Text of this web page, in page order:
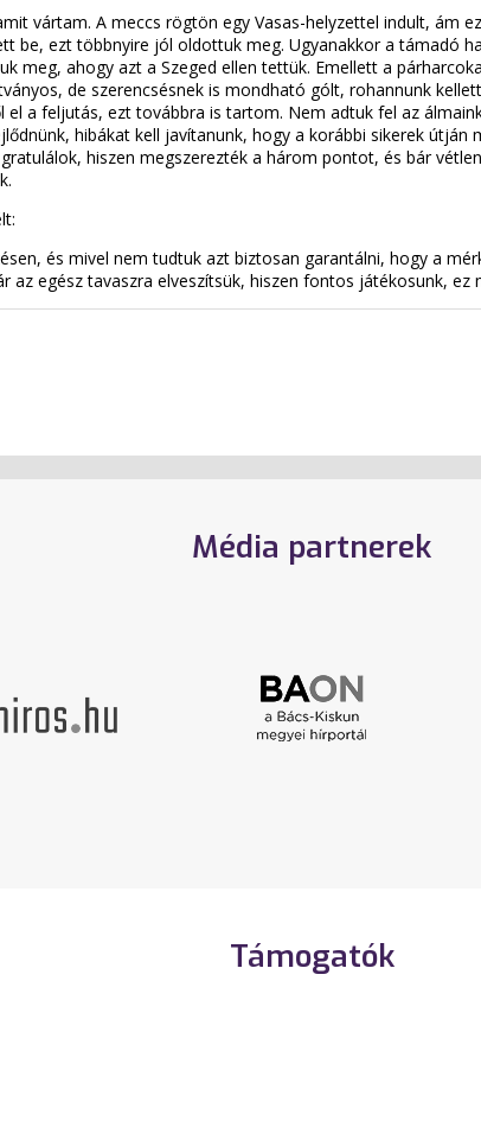
vártam. A meccs rögtön egy Vasas-helyzettel indult, ám
be, ezt többnyire jól oldottuk meg. Ugyanakkor a támadó
meg, ahogy azt a Szeged ellen tettük. Emellett a
de szerencsésnek is mondható gólt, rohannunk
a feljutás, ezt továbbra is tartom. Nem adtuk fel az
hibákat kell javítanunk, hogy a korábbi sikerek útján
hiszen megszerezték a három pontot, és bár
és mivel nem tudtuk azt biztosan garantálni, hogy a
az egész tavaszra elveszítsük, hiszen fontos játékosunk, ez
Média partnerek
Támogatók